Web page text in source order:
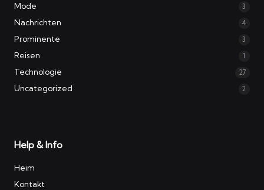
Mode 3
Nachrichten 4
Prominente 3
Reisen 1
Technologie 27
Uncategorized 2
Help & Info
Heim
Kontakt